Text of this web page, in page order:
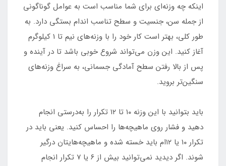
اینکه چه وزنه‌ای برای شما مناسب است به عوامل گوناگونی
از جمله سن، جنسیت و سطح تناسب اندام بستگی دارد. به
طور کلی، بهتر است کار خود را با وزنه‌های نیم تا 1 کیلوگرم
آغاز کنید. این وزن می‌تواند شروع خوبی باشد تا در آینده و
پس از بالا رفتن سطح آمادگی جسمانی، به سراغ وزنه‌های
سنگین‌تر بروید.
باید بتوانید با این وزنه ۱۰ تا ۱۲ تکرار را به‌درستی انجام
دهید و فشار روی ماهیچه‌ها را احساس کنید. یعنی باید در
تکرار ۱۰ یا ۱۲ام باید خسته شده و ماهیچه‌هایتان درگیر
شوند. اگر دیدید نمی‌توانید بیش از ۶ یا ۷ تکرار انجام